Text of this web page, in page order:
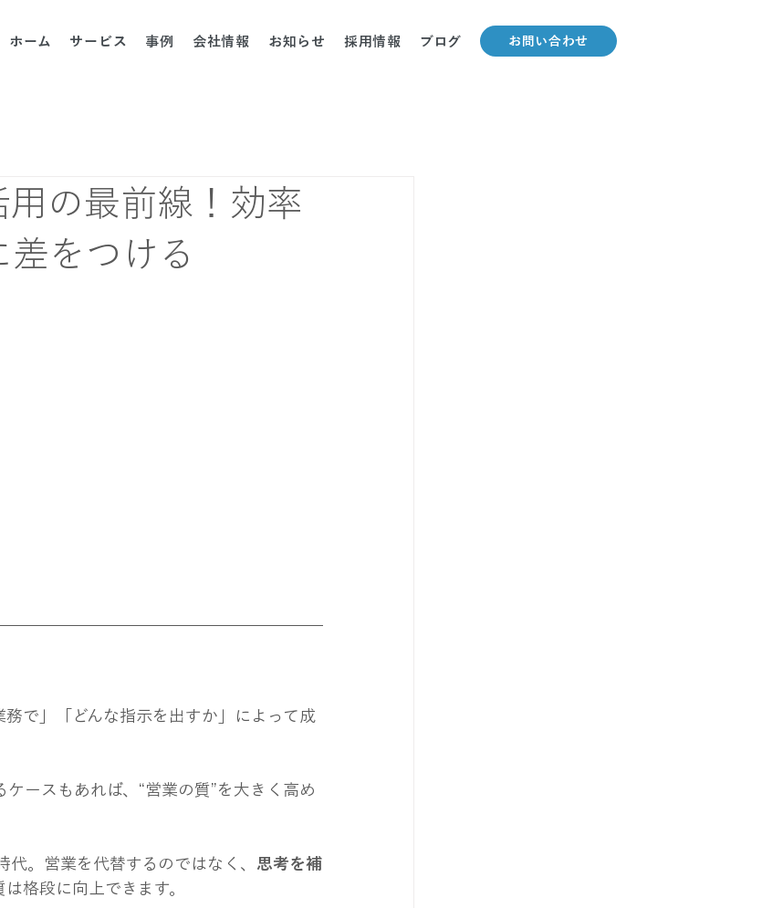
ホーム サービス 事例 会社情報 お知らせ 採用情報 ブログ お問い合わせ
の最前線！効率
をつける
で」「どんな指示を出すか」によって成
ケースもあれば、“営業の質”を大きく高め
。営業を代替するのではなく、 思考を補
格段に向上できます。